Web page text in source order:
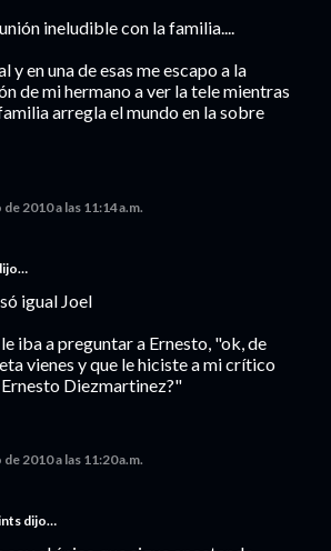
ineludible con la familia....
y en una de esas me escapo a la
de mi hermano a ver la tele mientras
arregla el mundo en la sobre
2010 a las 11:14 a.m.
igual Joel
iba a preguntar a Ernesto, "ok, de
vienes y que le hiciste a mi crítico
Diezmartinez?"
2010 a las 11:20 a.m.
dijo…